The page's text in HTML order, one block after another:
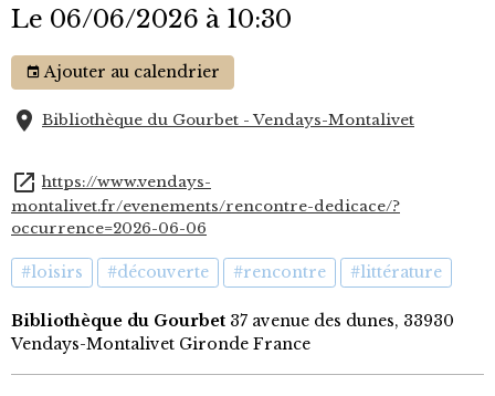
Le 06/06/2026 à 10:30
Ajouter au calendrier
Bibliothèque du Gourbet - Vendays-Montalivet
https://www.vendays-
montalivet.fr/evenements/rencontre-dedicace/?
occurrence=2026-06-06
#loisirs #découverte #rencontre #littérature
Bibliothèque du Gourbet 37 avenue des dunes, 33930
Vendays-Montalivet Gironde France